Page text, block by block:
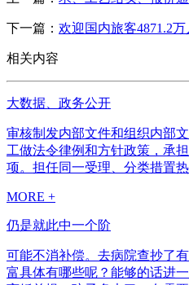
下一篇： 欢迎国内旅客4871.2
相关内容
大数据、政务公开
审核制发内部文件和组织内部
工做法令律例和方针政策，承
项。担任同一受理、分类措置
MORE +
仍是就此中一个阶
可能不消补偿。去病院查抄了
富具体有哪些呢？能够的话进